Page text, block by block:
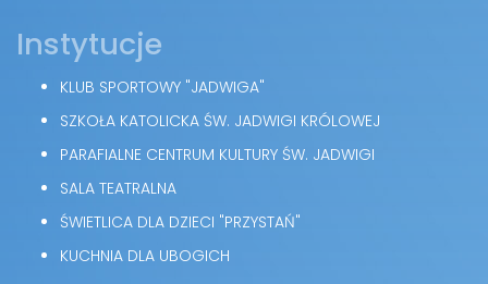
Instytucje
KLUB SPORTOWY "JADWIGA"
SZKOŁA KATOLICKA ŚW. JADWIGI KRÓLOWEJ
PARAFIALNE CENTRUM KULTURY ŚW. JADWIGI
SALA TEATRALNA
ŚWIETLICA DLA DZIECI "PRZYSTAŃ"
KUCHNIA DLA UBOGICH